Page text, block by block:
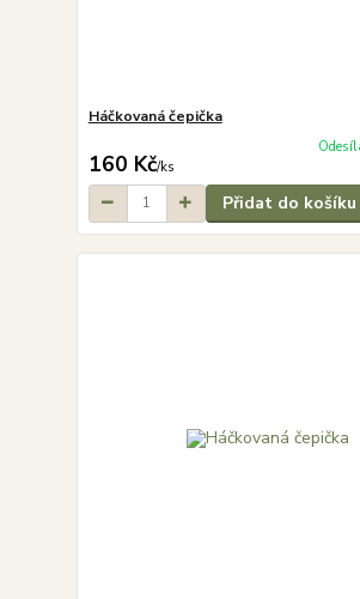
Háčkovaná čepička
160 Kč/ks
Přidat do košíku